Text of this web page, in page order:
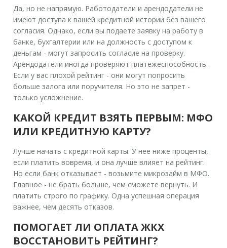
Да, но не напрямую. Работодатели и арендодатели не
имеют доступа к вашей кредитной истории без вашего
согласия. Однако, если вы подаете заявку на работу в
банке, бухгалтерии или на должность с доступом к
деньгам - могут запросить согласие на проверку.
Арендодатели иногда проверяют платежеспособность.
Если у вас плохой рейтинг - они могут попросить
больше залога или поручителя. Но это не запрет -
только усложнение.
КАКОЙ КРЕДИТ ВЗЯТЬ ПЕРВЫМ: МФО
ИЛИ КРЕДИТНУЮ КАРТУ?
Лучше начать с кредитной карты. У нее ниже проценты,
если платить вовремя, и она лучше влияет на рейтинг.
Но если банк отказывает - возьмите микрозайм в МФО.
Главное - не брать больше, чем сможете вернуть. И
платить строго по графику. Одна успешная операция
важнее, чем десять отказов.
ПОМОГАЕТ ЛИ ОПЛАТА ЖКХ
ВОССТАНОВИТЬ РЕЙТИНГ?